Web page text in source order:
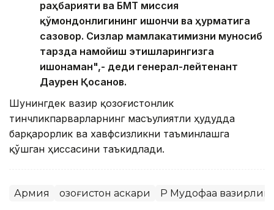
раҳбарияти ва БМТ миссия
қўмондонлигининг ишончи ва ҳурматига
сазовор. Сизлар мамлакатимизни муносиб
тарзда намойиш этишларингизга
ишонаман",- деди генерал-лейтенант
Даурен Қосанов.
Шунингдек вазир қозоғистонлик
тинчликпарварларнинг масъулиятли ҳудудда
барқарорлик ва хавфсизликни таъминлашга
қўшган ҳиссасини таъкидлади.
Армия Қозоғистон аскари ҚР Мудофаа